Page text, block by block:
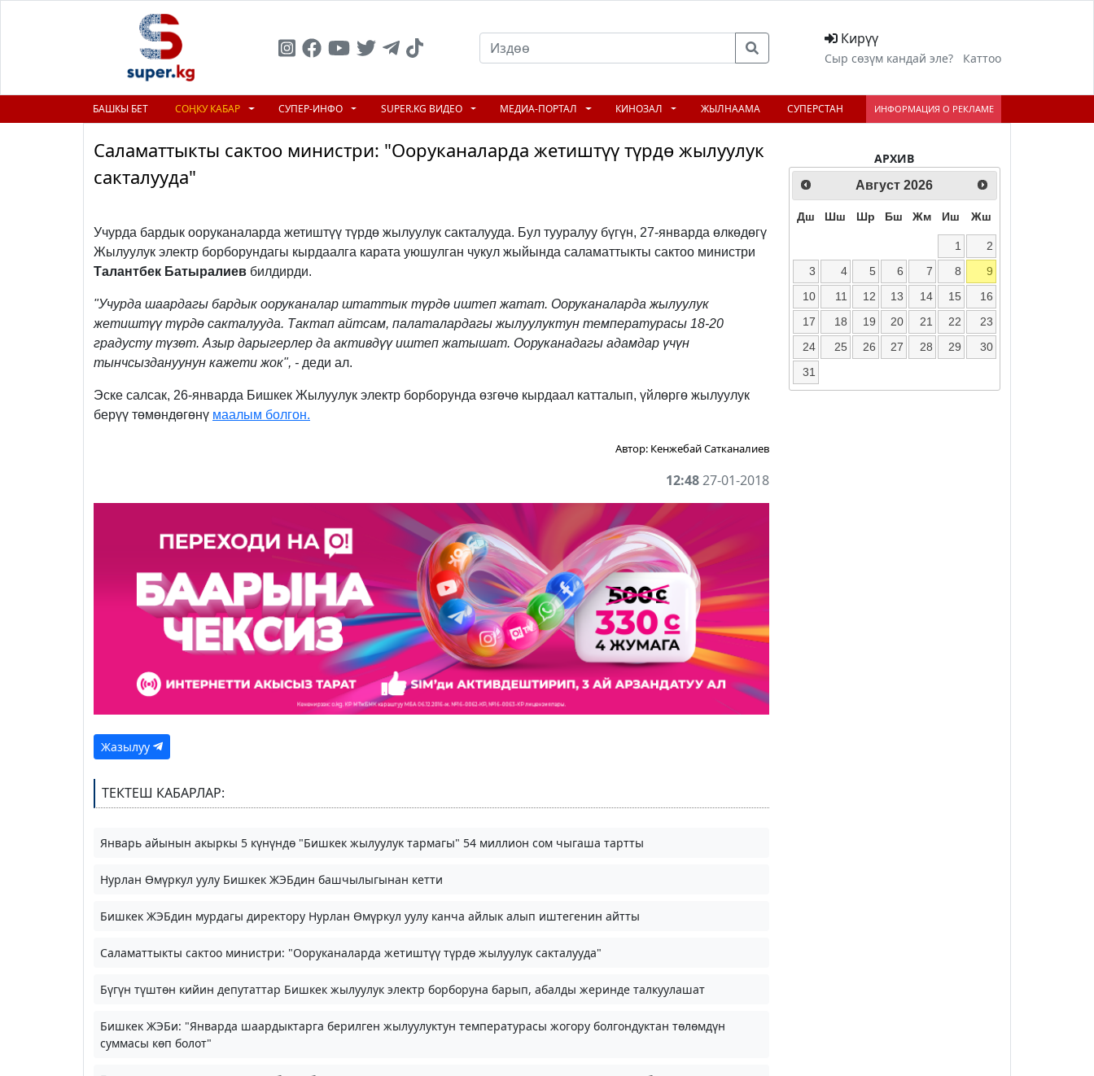
Кирүү
Сыр сөзүм кандай эле? Каттоо
БАШКЫ БЕТ СОҢКУ КАБАР СУПЕР-ИНФО SUPER.KG ВИДЕО МЕДИА-ПОРТАЛ КИНОЗАЛ ЖЫЛНААМА СУПЕРСТАН ИНФОРМАЦИЯ О РЕКЛАМЕ
Саламаттыкты сактоо министри: "Ооруканаларда жетиштүү түрдө жылуулук
сакталууда"
Учурда бардык ооруканаларда жетиштүү түрдө жылуулук сакталууда. Бул тууралуу бүгүн, 27-январда өлкөдөгү
Жылуулук электр борборундагы кырдаалга карата уюшулган чукул жыйында саламаттыкты сактоо министри
Талантбек Батыралиев билдирди.
"Учурда шаардагы бардык ооруканалар штаттык түрдө иштеп жатат. Ооруканаларда жылуулук
жетиштүү түрдө сакталууда. Тактап айтсам, палаталардагы жылуулуктун температурасы 18-20
градусту түзөт. Азыр дарыгерлер да активдүү иштеп жатышат. Ооруканадагы адамдар үчүн
тынчсыздануунун кажети жок", - деди ал.
Эске салсак, 26-январда Бишкек Жылуулук электр борборунда өзгөчө кырдаал катталып, үйлөргө жылуулук
берүү төмөндөгөнү маалым болгон.
Автор: Кенжебай Сатканалиев
12:4827-01-2018
Жазылуу
ТЕКТЕШ КАБАРЛАР:
Январь айынын акыркы 5 күнүндө "Бишкек жылуулук тармагы" 54 миллион сом чыгаша тартты
Нурлан Өмүркул уулу Бишкек ЖЭБдин башчылыгынан кетти
Бишкек ЖЭБдин мурдагы директору Нурлан Өмүркул уулу канча айлык алып иштегенин айтты
Саламаттыкты сактоо министри: "Ооруканаларда жетиштүү түрдө жылуулук сакталууда"
Бүгүн түштөн кийин депутаттар Бишкек жылуулук электр борборуна барып, абалды жеринде талкуулашат
Бишкек ЖЭБи: "Январда шаардыктарга берилген жылуулуктун температурасы жогору болгондуктан төлөмдүн
суммасы көп болот"
АРХИВ
Август 2026
Дш Шш Шр Бш Жм Иш Жш
1
2
3
4 5 6 7 8
9
10
11 12 13 14 15
16
17
18 19 20 21 22
23
24
25 26 27 28 29
30
31